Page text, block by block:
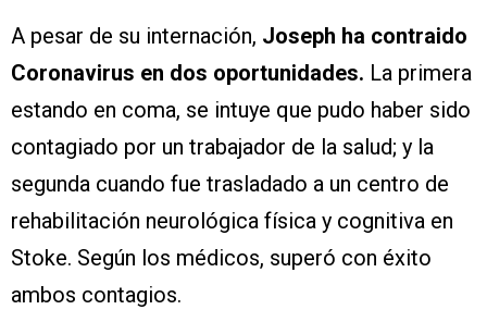
A pesar de su internación, Joseph ha contraido
Coronavirus en dos oportunidades. La primera
estando en coma, se intuye que pudo haber sido
contagiado por un trabajador de la salud; y la
segunda cuando fue trasladado a un centro de
rehabilitación neurológica física y cognitiva en
Stoke. Según los médicos, superó con éxito
ambos contagios.